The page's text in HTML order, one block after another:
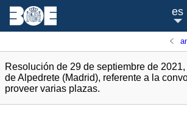
es
Resolución de 29 de septiembre de
de Alpedrete (Madrid), referente a la
proveer varias plazas.